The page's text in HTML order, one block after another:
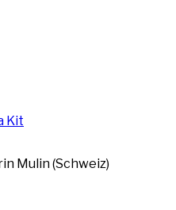
Kit
Mulin (Schweiz)